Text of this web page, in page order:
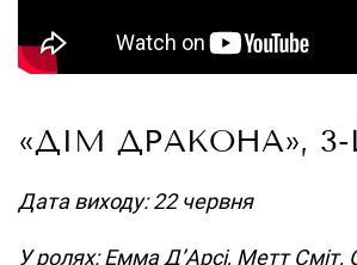
«ДІМ ДРАКОНА»,
Дата виходу: 22 червня
У ролях: Емма Д’Арсі, Метт Сміт,